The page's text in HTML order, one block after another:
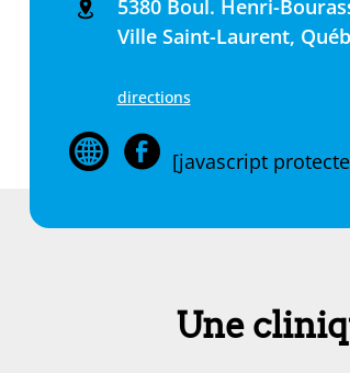
5380 Boul. Henri-
Ville Saint-Laurent,
directions
[javascript
Une